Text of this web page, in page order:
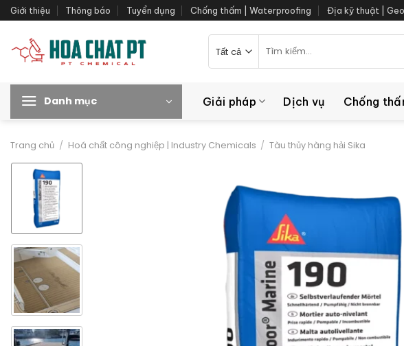
Bỏ
qua
dung
Giới thiệu Thông báo Tuyển dụng Chống thấm | Waterproofing Địa kỹ thuật |
kiếm:
Danh mục Giải pháp Dịch vụ Chống
Trang chủ / Hoá chất công nghiệp | Industry Chemicals / Tàu thủy hàng hải Sika